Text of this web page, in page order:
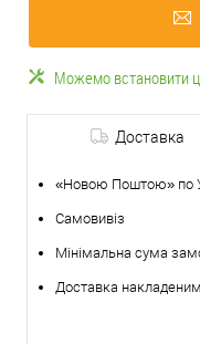
Можемо встановити
Доставка
«Новою Поштою» по
Самовивіз
Мінімальна сума
Доставка